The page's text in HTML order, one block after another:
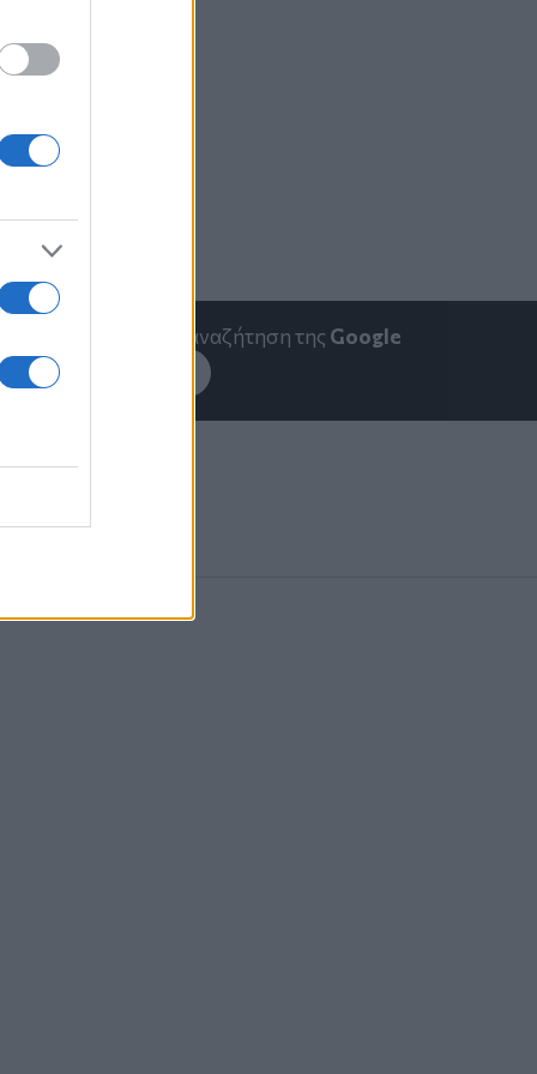
στην αναζήτηση της Google
το στην